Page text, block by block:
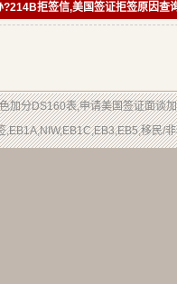
?214B拒签信,美国签证拒签原因查
加分DS160表,申请美国签证面谈
,EB1A,NIW,EB1C,EB3,EB5,移民/